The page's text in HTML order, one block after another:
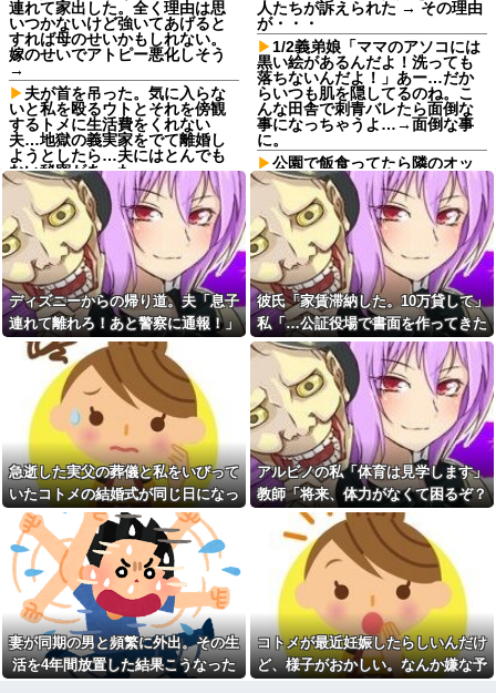
連れて家出した。全く理由は思
いつかないけど強いてあげると
すれば母のせいかもしれない。
嫁のせいでアトピー悪化しそう
→
夫が首を吊った。気に入らな
いと私を殴るウトとそれを傍観
するトメに生活費をくれない
夫…地獄の義実家をでて離婚し
ようとしたら…夫にはとんでも
ない秘密があった
嫁が同窓会に出席して元カレ
と再会して失踪。1年後に俺の家
に投函されたものがこれ...
女子「貴公子の告白を断るな
んてあり得ない！」俺「問題は
そこじゃないだろ…」→いじめ
を止めるため動いた結果…
嫁が新婚当時の不倫を自白し
てきた。娘は相手の子かもしれ
ないそうで俺と娘が他人なら男
女の関係になるかもしれないと
不安だったそうで…
高齢独身彼女無しなのが不思
議ってよく言われるけど、女と
人付き合いとかめんどくさすぎ
る
20年くらい前だけど当時お付
き合いがあった仲間が神社に赤
いものを身につけちゃいけない
と言ってた
【衝撃】ジャンポケ斉藤の妻
さん、夫の求刑7年翌日に
Instagram更新しSNS民をザワつ
かせてしまう…
【悲報】昨日の銀だこ、８８
人しか買えない８８円に大行列
をなす都民コチラ・・・
【画像】セブンイレブンのバ
イト「AIにちいかわの画像を食
人たちが訴えられた → その理由
が・・・
1/2義弟娘「ママのアソコには
黒い絵があるんだよ！洗っても
落ちないんだよ！」あー…だか
らいつも肌を隠してるのね。こ
んな田舎で刺青バレたら面倒な
事になっちゃうよ…→面倒な事
に。
公園で飯食ってたら隣のオッ
サンが煙草吸い出して顔に煙き
たから払ったら口論に……先輩
「煙払うのは喧嘩売ってるよう
なもんw」私「納得いかん…」
柿の種、以前は柿の種のピー
ナッツの方が好きだった
【仰天】石破茂さん、自民若
手に舐めてかかった結果「全て
を失うwwwww」
【驚愕】旦那が姪を妊娠させ
てた！？離婚後の修羅場がヤバ
すぎるｗｗｗｗ
【困惑】飲食店勤務俺「米4升
研いでください」Ｚ後輩女子
「よんしょう・・・？」
新卒の時に受けた会社の面接
で、趣味と地元の話だけして採
用された
商売傾いた義実家のローンを
半額負担中の我が家…「家を買
って」と調子に乗るトメに住む
場所がなくなる未来を教えてあ
げた結果←息根を止める返しで
スカッとｗ
統合失調症って何がどうヤバ
いの？「現実」と「妄想」の境
界が崩れるってマジ？
【画像】最新の浜辺美波さ
ん、ガチのマジで可愛過ぎてワ
ディズニーからの帰り道。夫「息子
連れて離れろ！あと警察に通報！」
私「助けて！」駅員「どうしまし
た！？」→トンデモナイことに…
彼氏「家賃滞納した。10万貸して」
私「…公証役場で書面を作ってきた
ら考える」→結果・・・
急逝した実父の葬儀と私をいびって
いたコトメの結婚式が同じ日になっ
てしまった。無理にでも来いと言わ
れてしまい...
アルビノの私「体育は見学します」
教師「将来、体力がなくて困るぞ？
我慢して走れ！」→結果、膝を痛め
て・・・
妻が同期の男と頻繁に外出。その生
活を4年間放置した結果こうなった
コトメが最近妊娠したらしいんだけ
ど、様子がおかしい。なんか嫌な予